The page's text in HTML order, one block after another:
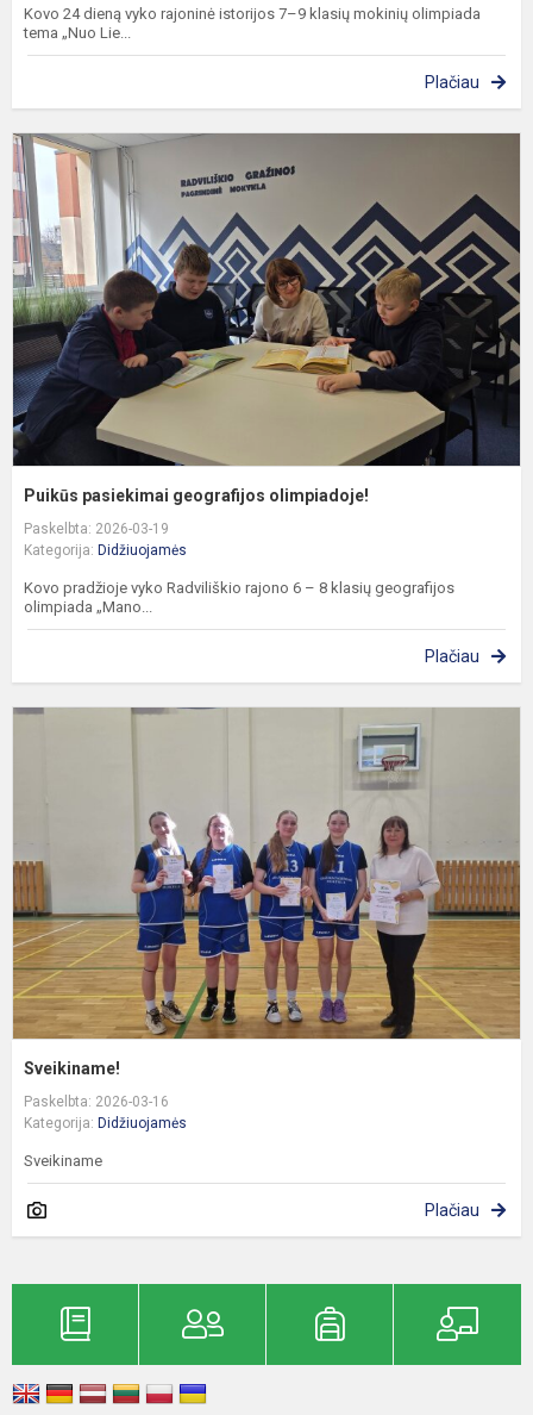
Kovo 24 dieną vyko rajoninė istorijos 7–9 klasių mokinių olimpiada
tema „Nuo Lie...
Plačiau
Puikūs pasiekimai geografijos olimpiadoje!
Paskelbta: 2026-03-19
Kategorija: Didžiuojamės
Kovo pradžioje vyko Radviliškio rajono 6 – 8 klasių geografijos
olimpiada „Mano...
Plačiau
Sveikiname!
Paskelbta: 2026-03-16
Kategorija: Didžiuojamės
Sveikiname
Plačiau